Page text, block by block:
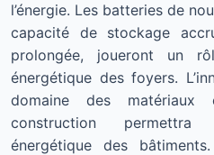
l’énergie. Les batteries de
capacité de stockage
prolongée, joueront un
énergétique des foyers.
domaine des
construction permettra
énergétique des